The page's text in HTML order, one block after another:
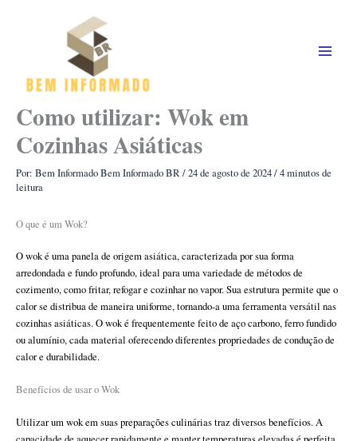
Como utilizar: Wok em
Cozinhas Asiáticas
Por: Bem InformadoBem Informado BR/24 de agosto de 2024/4 minutos de
leitura
O que é um Wok?
O wok é uma panela de origem asiática, caracterizada por sua forma
arredondada e fundo profundo, ideal para uma variedade de métodos de
cozimento, como fritar, refogar e cozinhar no vapor. Sua estrutura permite que o
calor se distribua de maneira uniforme, tornando-a uma ferramenta versátil nas
cozinhas asiáticas. O wok é frequentemente feito de aço carbono, ferro fundido
ou alumínio, cada material oferecendo diferentes propriedades de condução de
calor e durabilidade.
Benefícios de usar o Wok
Utilizar um wok em suas preparações culinárias traz diversos benefícios. A